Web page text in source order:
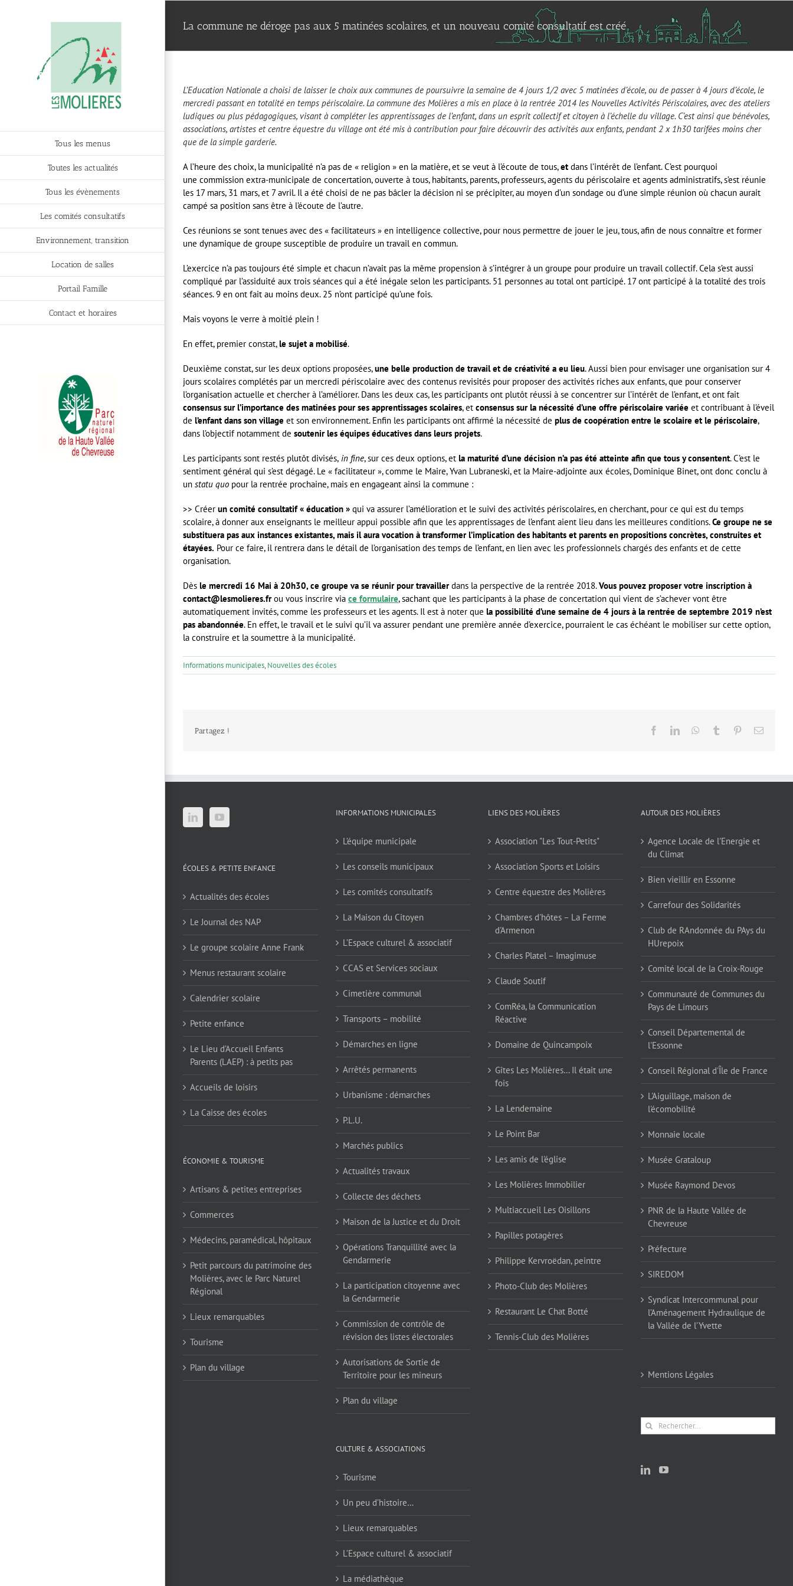
Tous les menus
Toutes les actualités
Tous les évènements
Les comités consultatifs
Environnement, transition
Location de salles
Portail Famille
Contact et horaires
La commune ne déroge pas aux 5 matinées scolaires, et un nouveau comité consultatif est créé
L’Education Nationale a choisi de laisser le choix aux communes de poursuivre la semaine de 4 jours 1/2 avec 5 matinées d’école, ou de passer à 4 jours d’école, le
mercredi passant en totalité en temps périscolaire. La commune des Molières a mis en place à la rentrée 2014 les Nouvelles Activités Périscolaires, avec des ateliers
ludiques ou plus pédagogiques, visant à compléter les apprentissages de l’enfant, dans un esprit collectif et citoyen à l’échelle du village. C’est ainsi que bénévoles,
associations, artistes et centre équestre du village ont été mis à contribution pour faire découvrir des activités aux enfants, pendant 2 x 1h30 tarifées moins cher
que de la simple garderie.
A l’heure des choix, la municipalité n’a pas de « religion » en la matière, et se veut à l’écoute de tous,et dans l’intérêt de l’enfant. C’est pourquoi
une commission extra-municipale de concertation, ouverte à tous, habitants, parents, professeurs, agents du périscolaire et agents administratifs, s’est réunie
les 17 mars, 31 mars, et 7 avril. Il a été choisi de ne pas bâcler la décision ni se précipiter, au moyen d’un sondage ou d’une simple réunion où chacun aurait
campé sa position sans être à l’écoute de l’autre.
Ces réunions se sont tenues avec des « facilitateurs » en intelligence collective, pour nous permettre de jouer le jeu, tous, afin de nous connaître et former
une dynamique de groupe susceptible de produire un travail en commun.
L’exercice n’a pas toujours été simple et chacun n’avait pas la même propension à s’intégrer à un groupe pour produire un travail collectif. Cela s’est aussi
compliqué par l’assiduité aux trois séances qui a été inégale selon les participants. 51 personnes au total ont participé. 17 ont participé à la totalité des trois
séances. 9 en ont fait au moins deux. 25 n’ont participé qu’une fois.
Mais voyons le verre à moitié plein !
En effet, premier constat, le sujet a mobilisé.
Deuxième constat, sur les deux options proposées,une belle production de travail et de créativité a eu lieu. Aussi bien pour envisager une organisation sur 4
jours scolaires complétés par un mercredi périscolaire avec des contenus revisités pour proposer des activités riches aux enfants, que pour conserver
l’organisation actuelle et chercher à l’améliorer. Dans les deux cas, les participants ont plutôt réussi à se concentrer sur l’intérêt de l’enfant, et ont fait
consensus sur l’importance des matinées pour ses apprentissages scolaires, et consensus sur la nécessité d’une offre périscolaire variée et contribuant à l’éveil
de l’enfant dans son village et son environnement. Enfin les participants ont affirmé la nécessité de plus de coopération entre le scolaire et le périscolaire,
dans l’objectif notamment de soutenir les équipes éducatives dans leurs projets.
Les participants sont restés plutôt divisés, in fine, sur ces deux options, et la maturité d’une décision n’a pas été atteinte afin que tous y consentent. C’est le
sentiment général qui s’est dégagé. Le « facilitateur », comme le Maire, Yvan Lubraneski, et la Maire-adjointe aux écoles, Dominique Binet, ont donc conclu à
un statu quo pour la rentrée prochaine, mais en engageant ainsi la commune :
>> Créer un comité consultatif « éducation » qui va assurer l’amélioration et le suivi des activités périscolaires, en cherchant, pour ce qui est du temps
scolaire, à donner aux enseignants le meilleur appui possible afin que les apprentissages de l’enfant aient lieu dans les meilleures conditions.Ce groupe ne se
substituera pas aux instances existantes, mais il aura vocation à transformer l’implication des habitants et parents en propositions concrètes, construites et
étayées. Pour ce faire, il rentrera dans le détail de l’organisation des temps de l’enfant, en lien avec les professionnels chargés des enfants et de cette
organisation.
Dès le mercredi 16 Mai à 20h30, ce groupe va se réunir pour travaillerdans la perspective de la rentrée 2018.Vous pouvez proposer votre inscription à
contact@lesmolieres.frou vous inscrire via ce formulaire, sachant que les participants à la phase de concertation qui vient de s’achever vont être
automatiquement invités, comme les professeurs et les agents. Il est à noter que la possibilité d’une semaine de 4 jours à la rentrée de septembre 2019 n’est
pas abandonnée. En effet, le travail et le suivi qu’il va assurer pendant une première année d’exercice, pourraient le cas échéant le mobiliser sur cette option,
la construire et la soumettre à la municipalité.
Informations municipales, Nouvelles des écoles
Partagez ! FacebookLinkedInWhatsApp
Tumblr PinterestEmail
ÉCOLES & PETITE ENFANCE
Actualités des écoles
Le Journal des NAP
Le groupe scolaire Anne Frank
Menus restaurant scolaire
Calendrier scolaire
Petite enfance
Le Lieu d’Accueil Enfants
Parents (LAEP) : à petits pas
Accueils de loisirs
La Caisse des écoles
ÉCONOMIE & TOURISME
Artisans & petites entreprises
Commerces
Médecins, paramédical, hôpitaux
Petit parcours du patrimoine des
Molières, avec le Parc Naturel
Régional
Lieux remarquables
Tourisme
Plan du village
INFORMATIONS MUNICIPALES
L’équipe municipale
Les conseils municipaux
Les comités consultatifs
La Maison du Citoyen
L’Espace culturel & associatif
CCAS et Services sociaux
Cimetière communal
Transports – mobilité
Démarches en ligne
Arrêtés permanents
Urbanisme : démarches
P.L.U.
Marchés publics
Actualités travaux
Collecte des déchets
Maison de la Justice et du Droit
Opérations Tranquillité avec la
Gendarmerie
La participation citoyenne avec
la Gendarmerie
Commission de contrôle de
révision des listes électorales
Autorisations de Sortie de
Territoire pour les mineurs
Plan du village
CULTURE & ASSOCIATIONS
Tourisme
Un peu d’histoire…
Lieux remarquables
L’Espace culturel & associatif
La médiathèque
LIENS DES MOLIÈRES
Association "Les Tout-Petits"
Association Sports et Loisirs
Centre équestre des Molières
Chambres d'hôtes – La Ferme
d'Armenon
Charles Platel – Imagimuse
Claude Soutif
ComRéa, la Communication
Réactive
Domaine de Quincampoix
Gîtes Les Molières… Il était une
fois
La Lendemaine
Le Point Bar
Les amis de l'église
Les Molières Immobilier
Multiaccueil Les Oisillons
Papilles potagères
Philippe Kervroëdan, peintre
Photo-Club des Molières
Restaurant Le Chat Botté
Tennis-Club des Molières
AUTOUR DES MOLIÈRES
Agence Locale de l'Energie et
du Climat
Bien vieillir en Essonne
Carrefour des Solidarités
Club de RAndonnée du PAys du
HUrepoix
Comité local de la Croix-Rouge
Communauté de Communes du
Pays de Limours
Conseil Départemental de
l'Essonne
Conseil Régional d'Île de France
L'Aiguillage, maison de
l'écomobilité
Monnaie locale
Musée Grataloup
Musée Raymond Devos
PNR de la Haute Vallée de
Chevreuse
Préfecture
SIREDOM
Syndicat Intercommunal pour
l’Aménagement Hydraulique de
la Vallée de l’Yvette
Mentions Légales
Rechercher: